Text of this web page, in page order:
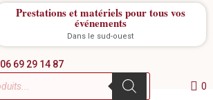
Prestations et matériels pour tous vos
événements
Dans le sud-ouest
06 69 29 14 87
0